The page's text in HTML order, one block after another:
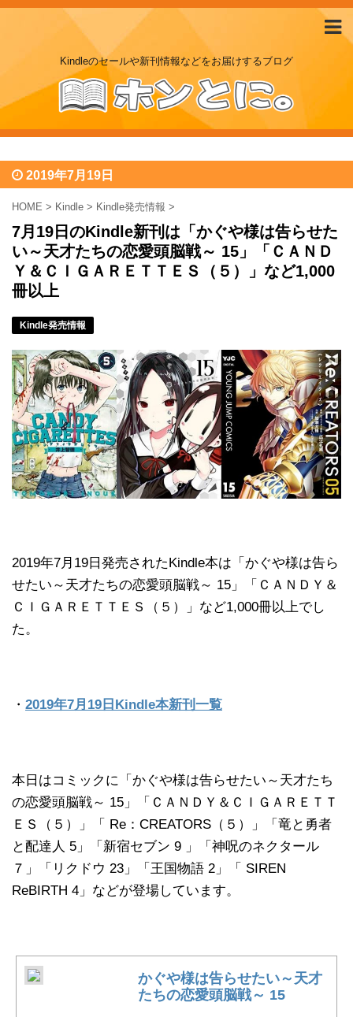
Kindleのセールや新刊情報などをお届けするブログ
2019年7月19日
HOME > Kindle > Kindle発売情報 >
7月19日のKindle新刊は「かぐや様は告らせた
い～天才たちの恋愛頭脳戦～ 15」「ＣＡＮＤ
Ｙ＆ＣＩＧＡＲＥＴＴＥＳ（５）」など1,000
冊以上
Kindle発売情報
2019年7月19日発売されたKindle本は「かぐや様は告ら
せたい～天才たちの恋愛頭脳戦～ 15」「ＣＡＮＤＹ＆
ＣＩＧＡＲＥＴＴＥＳ（５）」など1,000冊以上でし
た。
・ 2019年7月19日Kindle本新刊一覧
本日はコミックに「かぐや様は告らせたい～天才たち
の恋愛頭脳戦～ 15」「ＣＡＮＤＹ＆ＣＩＧＡＲＥＴＴ
ＥＳ（５）」「 Re：CREATORS（５）」「竜と勇者
と配達人 5」「新宿セブン 9 」「神呪のネクタール
７」「リクドウ 23」「王国物語 2」「 SIREN
ReBIRTH 4」などが登場しています。
かぐや様は告らせたい～天才
たちの恋愛頭脳戦～ 15